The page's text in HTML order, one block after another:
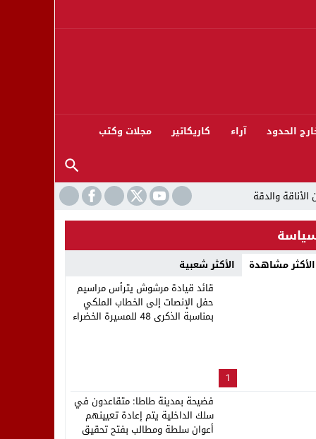
الحدود آراء كاريكاتير مجلات وكتب
13
بنزاهة النهائي
الأكثر مشاهدة الأكثر شعبية
1
قائد قيادة مرشوش يترأس مراسيم
حفل الإنصات إلى الخطاب الملكي
بمناسبة الذكرى 48 للمسيرة الخضراء
فضيحة بمدينة طاطا: متقاعدون في
سلك الداخلية يتم إعادة تعيينهم
أعوان سلطة ومطالب بفتح تحقيق